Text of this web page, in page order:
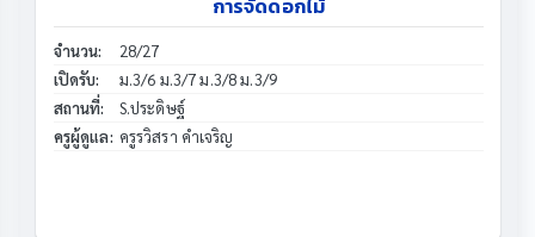
จำนวน:
28/27
เปิดรับ:
ม.3/6 ม.3/7 ม.3/8 ม.3/9
สถานที่:
S.ประดิษฐ์
ครูผู้ดูแล: ครูรวิสรา คำเจริญ